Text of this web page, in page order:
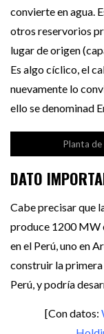
convierte en agua.
otros reservorios
lugar de origen
Es algo cíclico, el
nuevamente lo
ello se denominad
Planta
DATO
Cabe precisar que
produce 1200 MW
en el Perú, uno en
construir la
Perú, y podría
[Con datos: